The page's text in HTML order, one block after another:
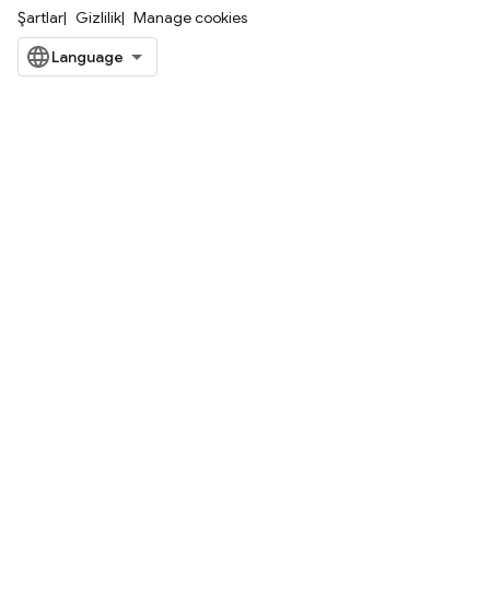
Şartlar Gizlilik Manage cookies